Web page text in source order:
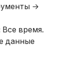
→
время.
данные